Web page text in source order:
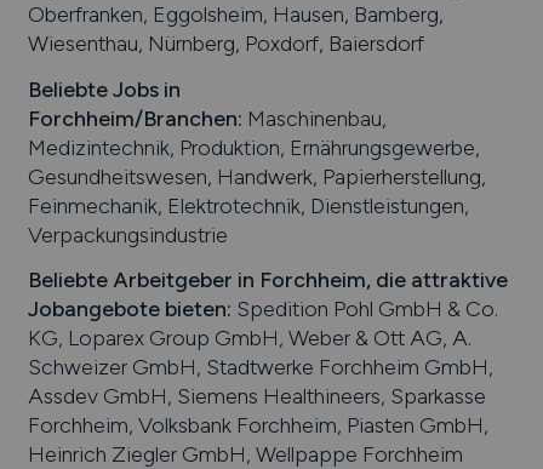
Oberfranken, Eggolsheim, Hausen, Bamberg,
Wiesenthau, Nürnberg, Poxdorf, Baiersdorf
Beliebte Jobs in
Forchheim/Branchen: Maschinenbau,
Medizintechnik, Produktion, Ernährungsgewerbe,
Gesundheitswesen, Handwerk, Papierherstellung,
Feinmechanik, Elektrotechnik, Dienstleistungen,
Verpackungsindustrie
Beliebte Arbeitgeber in Forchheim, die attraktive
Jobangebote bieten: Spedition Pohl GmbH & Co.
KG, Loparex Group GmbH, Weber & Ott AG, A.
Schweizer GmbH, Stadtwerke Forchheim GmbH,
Assdev GmbH, Siemens Healthineers, Sparkasse
Forchheim, Volksbank Forchheim, Piasten GmbH,
Heinrich Ziegler GmbH, Wellpappe Forchheim